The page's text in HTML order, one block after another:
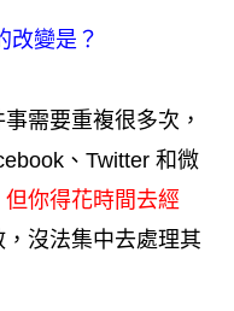
改變是？
需要重複很多次，
、Twitter 和微
你得花時間去經
，沒法集中去處理其